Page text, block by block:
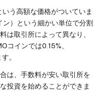
う高額な価格がついていま
）という細かい単位で分割
は取引所によって異なり、
コインでは0.15%、
。
は、手数料が安い取引所を
投資を始めることができま